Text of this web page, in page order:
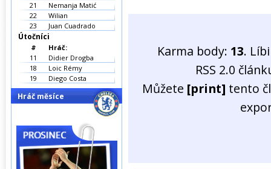
Karma body: 13.
RSS 2.0
Můžete [print] tento
21
Nemanja Matić
22
Wilian
23
Juan Cuadrado
Útočníci
#
Hráč:
11
Didier Drogba
18
Loic Rémy
19
Diego Costa
Hráč měsíce